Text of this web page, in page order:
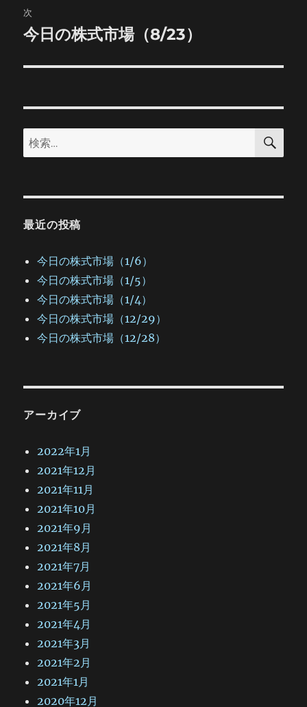
ビ
ゲ
ー
ン
稿:
次
次
投
今日の株式市場（8/23）
検
索:
検
最近の投稿
今日の株式市場（1/6）
今日の株式市場（1/5）
今日の株式市場（1/4）
今日の株式市場（12/29）
今日の株式市場（12/28）
アーカイブ
2022年1月
2021年12月
2021年11月
2021年10月
2021年9月
2021年8月
2021年7月
2021年6月
2021年5月
2021年4月
2021年3月
2021年2月
2021年1月
2020年12月